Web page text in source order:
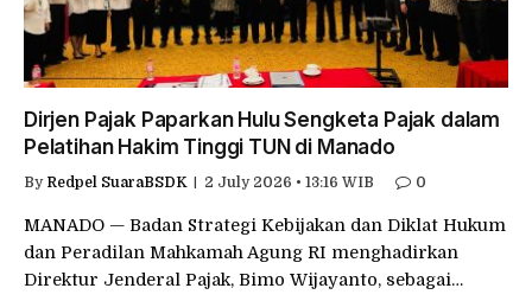
Dirjen Pajak Paparkan Hulu Sengketa Pajak dalam
Pelatihan Hakim Tinggi TUN di Manado
By Redpel SuaraBSDK 2 July 2026 • 13:16 WIB 0
MANADO — Badan Strategi Kebijakan dan Diklat Hukum
dan Peradilan Mahkamah Agung RI menghadirkan
Direktur Jenderal Pajak, Bimo Wijayanto, sebagai…